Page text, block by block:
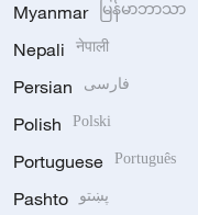
Myanmar မြန်မာဘာသာ
Nepali नेपाली
Persian فارسی
Polish Polski
Portuguese Português
Pashto پښتو